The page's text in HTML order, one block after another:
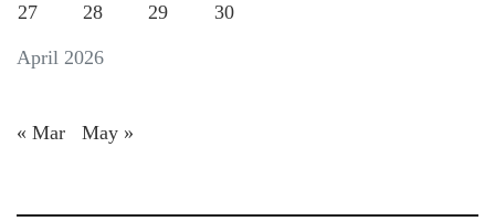
April 2026
27
28 29 30
« Mar May »